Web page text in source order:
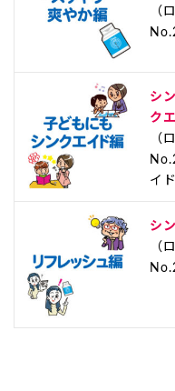
（
シ
ク
（
イ
シ
（